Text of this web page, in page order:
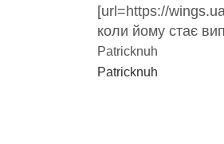
[url=https://
коли йому стає
Patricknuh
Patricknuh